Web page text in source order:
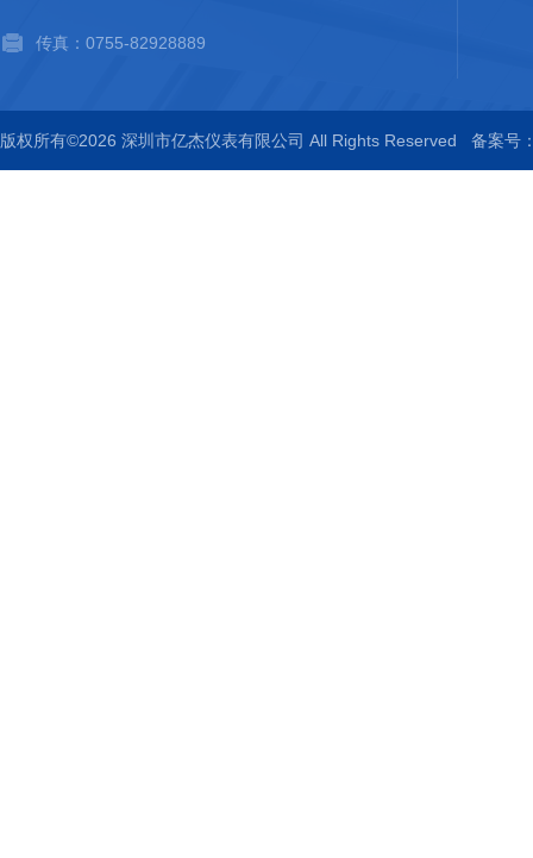
传真：0755-82928889
版权所有©2026 深圳市亿杰仪表有限公司 All Rights Reserved 备案号